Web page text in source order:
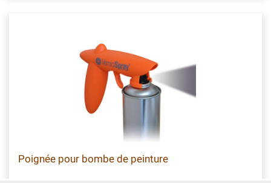
Poignée pour bombe de peinture